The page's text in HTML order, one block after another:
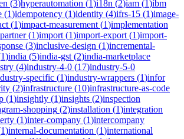
(3)hyperautomation (1)i18n (2)iam (1)ibm
(1)idempotency (1)identity (4)ifrs-15 (1)image-
(1)impact-measurement (1)implementation
(1)import (1)import-export (1)import-
(3)inclusive-design (1)incremental-
1)india (5)india-gst (2)india-marketplace
(4)industry-4-0 (17)industry-5-0
specific (1)industry-wrappers (1)infor
(2)infrastructure (10)infrastructure-as-code
(1)insightly (1)insights (2)inspection
shopping (2)installation (1)integration
(1)inter-company (1)intercompany
1)internal-documentation (1)international